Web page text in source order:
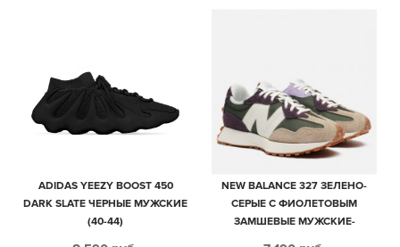
ADIDAS YEEZY BOOST 450
DARK SLATE ЧЕРНЫЕ МУЖСКИЕ
(40-44)
NEW BALANCE 327 ЗЕЛЕНО-
СЕРЫЕ С ФИОЛЕТОВЫМ
ЗАМШЕВЫЕ МУЖСКИЕ-